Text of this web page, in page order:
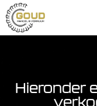
Hieronder